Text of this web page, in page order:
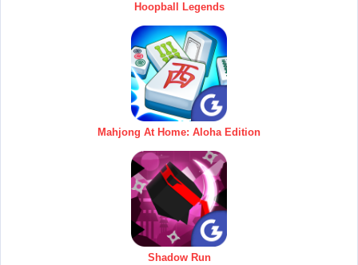
Hoopball Legends
Mahjong At Home: Aloha Edition
Shadow Run